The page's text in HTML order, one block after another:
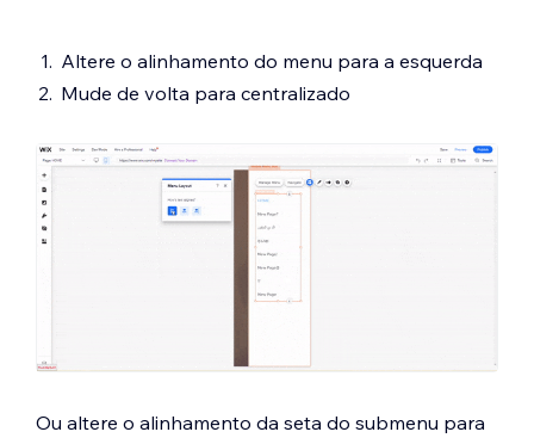
Altere o alinhamento do menu para a esquerda
Mude de volta para centralizado
Ou altere o alinhamento da seta do submenu para